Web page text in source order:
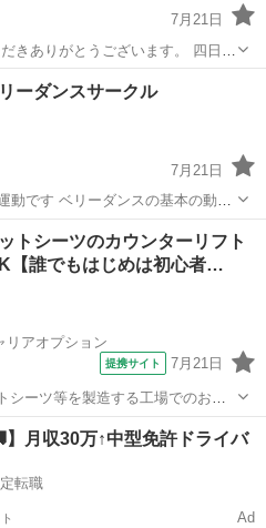
7月21日
きありがとうございます。 四日市
です！ R.O.Vは長年夢であっ
場！という目標を、創部２３年
野球
ーダンスサークル
7月21日
動です ベリーダンスの基本の動き
かして、綺麗なボディラインを目
サークル
トシーツのカウンターリフト
【誰でもはじめは初心者…
リアオプション
提携サイト 7月21日
シーツ等を製造する工場でのお仕
のお仕事をお任せします。 5:30～
専属勤務です。 【取扱製品情報】
】月収30万↑中型免許ドライバ
転職
Ad